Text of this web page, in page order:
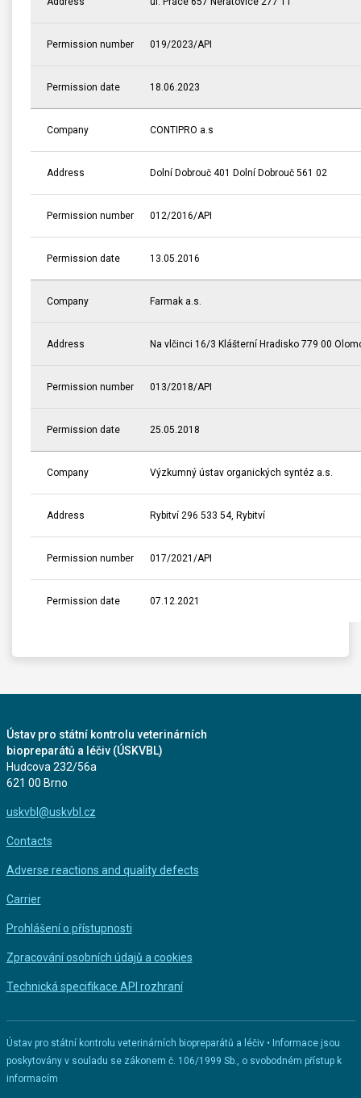
Permission number 019/2023/API
Permission date 18.06.2023
Company CONTIPRO a.s
Address Dolní Dobrouč 401 Dolní Dobrouč 561 02
Permission number 012/2016/API
Permission date 13.05.2016
Company Farmak a.s.
Address Na vlčinci 16/3 Klášterní Hradisko 779 00
Permission number 013/2018/API
Permission date 25.05.2018
Company Výzkumný ústav organických syntéz a.s.
Address Rybitví 296 533 54, Rybitví
Permission number 017/2021/API
Permission date 07.12.2021
Ústav pro státní kontrolu veterinárních
biopreparátů a léčiv (ÚSKVBL)
Hudcova 232/56a
621 00 Brno
uskvbl@uskvbl.cz
Contacts
Adverse reactions and quality defects
Carrier
Prohlášení o přístupnosti
Zpracování osobních údajů a cookies
Technická specifikace API rozhraní
Ústav pro státní kontrolu veterinárních biopreparátů a léčiv • Informace jsou
poskytovány v souladu se zákonem č. 106/1999 Sb., o svobodném přístup k
informacím